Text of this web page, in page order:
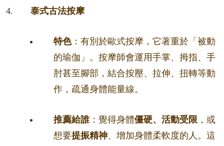
泰式古法按摩
特色：有別於歐式按摩，它著重於「被動
的瑜伽」。按摩師會運用手掌、拇指、手
肘甚至腳部，結合按壓、拉伸、扭轉等動
作，疏通身體能量線。
推薦給誰：覺得身體僵硬、活動受限 ，或
想要提振精神、增加身體柔軟度的人。這